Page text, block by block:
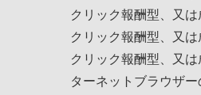
クリック報酬型、又
クリック報酬型、又
クリック報酬型、又
ターネットブラウザ